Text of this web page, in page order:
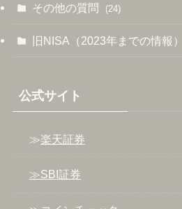
その他の質問 (24)
旧NISA（2023年までの情報）
公式サイト
≫楽天証券
≫SBI証券